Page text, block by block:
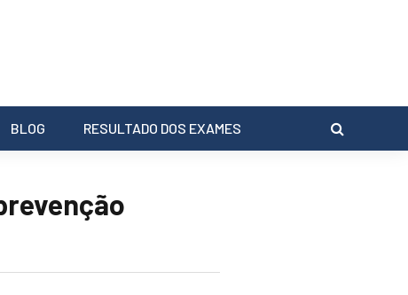
BLOG RESULTADO DOS EXAMES